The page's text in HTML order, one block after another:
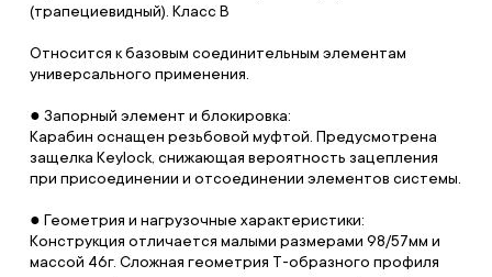
(трапециевидный). Класс B
Относится к базовым соединительным элементам
универсального применения.
● Запорный элемент и блокировка:
Карабин оснащен резьбовой муфтой. Предусмотрена
защелка Keylock, снижающая вероятность зацепления
при присоединении и отсоединении элементов системы.
● Геометрия и нагрузочные характеристики:
Конструкция отличается малыми размерами 98/57мм и
массой 46г. Сложная геометрия Т-образного профиля